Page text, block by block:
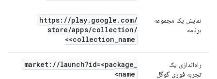
نمایش یک مجموعه
برنامه
https: //play. google . com/
store/apps/collection/
<collection_name>
راه‌اندازی یک
تجربه فوری گوگل
market: //launch?id=<package_
name>